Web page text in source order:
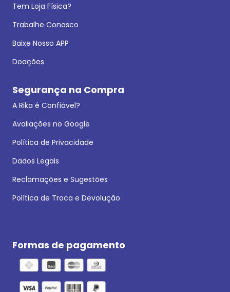
Tem Loja Física?
Trabalhe Conosco
Baixe Nosso APP
Doações
Segurança na Compra
A Rika é Confiável?
Avaliações no Google
Política de Privacidade
Dados Legais
Reclamações e Sugestões
Política de Troca e Devolução
Formas de pagamento